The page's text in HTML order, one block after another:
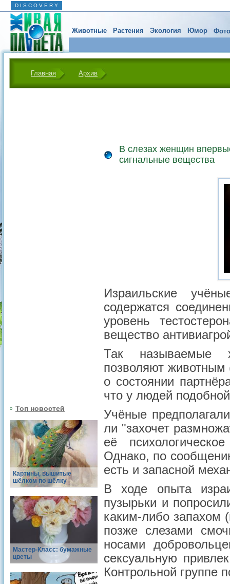
D I S C O V E R Y
Животные Растения Экология Юмор
Главная Архив
Топ новостей
Картины, вышитые
шёлком по шёлку
Мастер-Класс: бумажные
цветы
В слезах женщин
сигнальные вещества
Израильские
содержатся
уровень
вещество
Так называемые
позволяют
о состоянии
что у людей
Учёные
ли "захочет
её
Однако, по
есть и запасной
В ходе опыта
пузырьки и
каким-либо запахом
позже слезами
носами
сексуальную
Контрольной группе